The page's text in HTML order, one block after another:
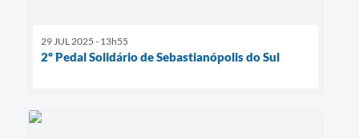
29 JUL 2025 - 13h55
2º Pedal Solidário de Sebastianópolis do Sul